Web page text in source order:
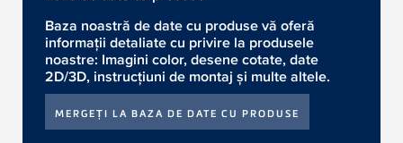
Baza noastră de date cu produse vă oferă
informații detaliate cu privire la produsele
noastre: Imagini color, desene cotate, date
2D/3D, instrucțiuni de montaj și multe altele.
MERGEȚI LA BAZA DE DATE CU PRODUSE